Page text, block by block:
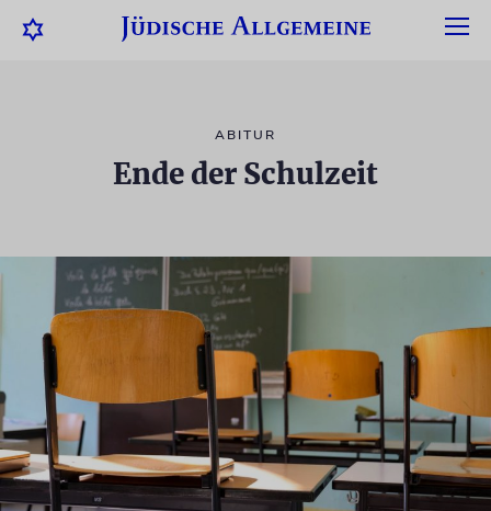
ABITUR
Ende der Schulzeit